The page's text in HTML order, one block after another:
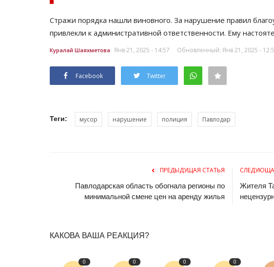
Стражи порядка нашли виновного. За нарушение правил
привлекли к административной ответственности. Ему
Куралай Шаяхметова Янв 21, 2025 - 14:57 Обновленный: Янв 21, 2025 -
Facebook Twitter
Теги: мусор нарушение полиция Павлодар
ПРЕДЫДУЩАЯ СТАТЬЯ
Павлодарская область обогнала регионы по
минимальной смене цен на аренду жилья
Жителя
КАКОВА ВАША РЕАКЦИЯ?
0 0 0 0